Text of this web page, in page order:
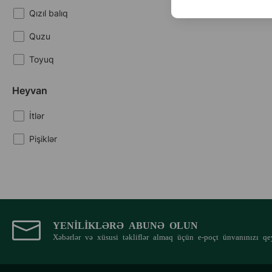
Qızıl balıq
Quzu
Toyuq
Heyvan
İtlər
Pişiklər
YENILIKLƏRƏ ABUNƏ OLUN
Xəbərlər və xüsusi təkliflər almaq üçün e-poçt ünvanınızı